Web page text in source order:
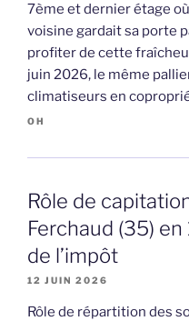
7ème et dernier étage
voisine gardait sa porte
profiter de cette
juin 2026, le même
climatiseurs en
OH
Rôle de
Ferchaud (35)
de l’impôt
12 JUIN 2026
Rôle de répartition des